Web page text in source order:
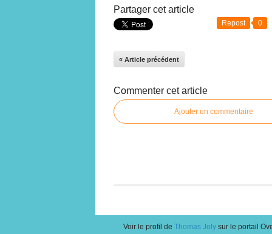
Partager cet article
Repost 0
« Article précédent
Commenter cet article
Ajouter un commentaire
Voir le profil de Thomas Joly sur le portail